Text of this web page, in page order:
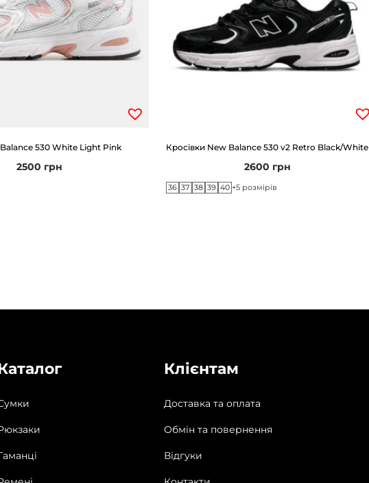
530 White Light Pink
2500 грн
Кросівки New Balance 530 v2 Retro Black/White
2600 грн
36 37 38 39 40 +5 розмірів
Клієнтам
Доставка та оплата
Обмін та повернення
Відгуки